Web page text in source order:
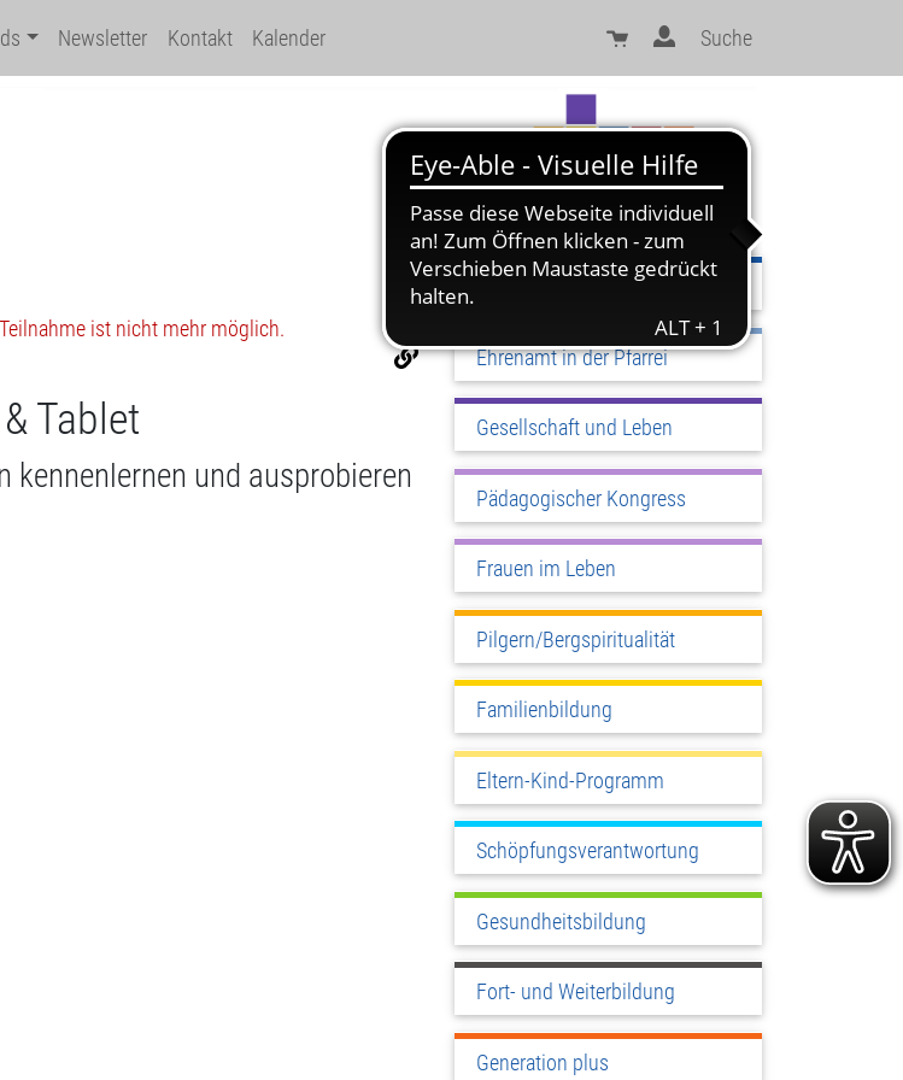
Newsletter Kontakt Kalender Suche
ist nicht mehr möglich.
Tablet
kennenlernen und ausprobieren
Sinn und Orientierung
Ehrenamt in der Pfarrei
Gesellschaft und Leben
Pädagogischer Kongress
Frauen im Leben
Pilgern/Bergspiritualität
Familienbildung
Eltern-Kind-Programm
Schöpfungsverantwortung
Gesundheitsbildung
Fort- und Weiterbildung
Generation plus